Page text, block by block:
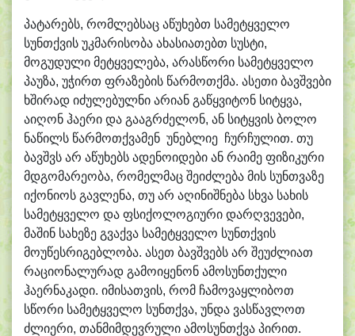
პატარებს, რომლებსაც აწუხებთ სამეტყველო
სუნთქვის უკმარისობა ახასიათებთ სუსტი,
მოგუდული მეტყველება, არასწორი სამეტყველო
პაუზა, უჭირთ ფრაზების წარმოთქმა. ასეთი ბავშვები
ხშირად იძულებულნი არიან გაწყვიტონ სიტყვა,
აიღონ ჰაერი და გააგრძელონ, ან სიტყვის ბოლო
ნაწილს წარმოთქვამენ უნებლიე ჩურჩულით. თუ
ბავშვს არ აწუხებს ადენოიდები ან რაიმე ფიზიკური
მდგომარეობა, რომელმაც შეიძლება მის სუნთვაზე
იქონიოს გავლენა, თუ არ აღინიშნება სხვა სახის
სამეტყველო და ფსიქოლოგიური დარღვევები,
მაშინ სახეზე გვაქვა სამეტყველო სუნთქვის
მოუწესრიგებლობა. ასეთ ბავშვებს არ შეუძლიათ
რაციონალურად გამოიყენონ ამოსუნთქული
ჰაერნაკადი. იმისათვის, რომ ჩამოვაყლიბოთ
სწორი სამეტყველო სუნთქვა, უნდა ვასწავლოთ
ძლიერი, თანმიმდევრული ამოსუნთქვა პირით.